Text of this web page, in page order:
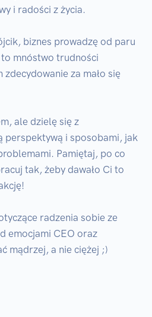
i radości z życia.
biznes prowadzę od paru
mnóstwo trudności
za mało się
ale dzielę się z
perspektywą i sposobami, jak
Pamiętaj, po co
tak, żeby dawało Ci to
radzenia sobie ze
emocjami CEO oraz
mądrzej, a nie ciężej ;)